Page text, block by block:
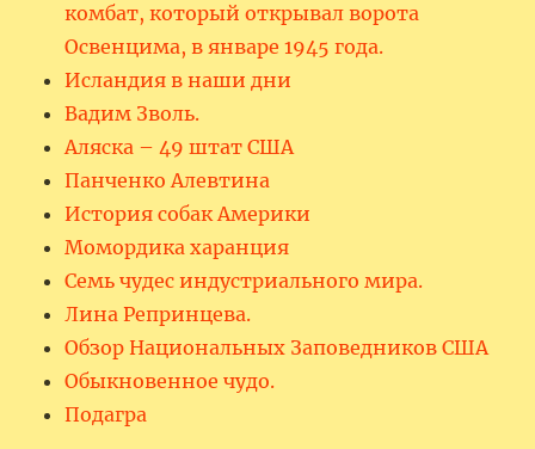
комбат, который открывал ворота
Освенцима, в январе 1945 года.
Исландия в наши дни
Вадим Зволь.
Аляска – 49 штат США
Панченко Алевтина
История собак Америки
Момордика харанция
Семь чудес индустриального мира.
Лина Репринцева.
Обзор Национальных Заповедников США
Обыкновенное чудо.
Подагра